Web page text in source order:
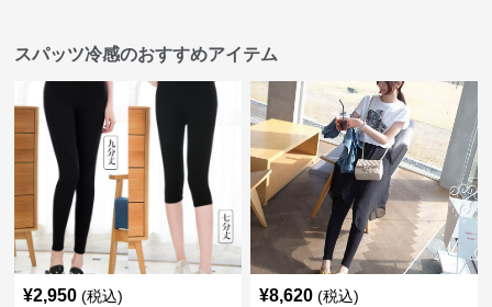
スパッツ冷感のおすすめアイテム
¥2,950 (税込) ¥8,620 (税込)